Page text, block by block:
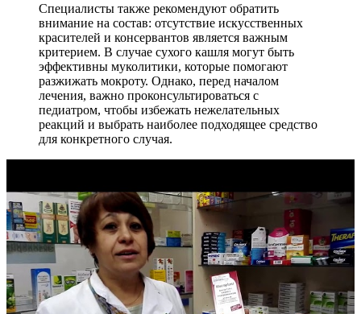
Специалисты также рекомендуют обратить
внимание на состав: отсутствие искусственных
красителей и консервантов является важным
критерием. В случае сухого кашля могут быть
эффективны муколитики, которые помогают
разжижать мокроту. Однако, перед началом
лечения, важно проконсультироваться с
педиатром, чтобы избежать нежелательных
реакций и выбрать наиболее подходящее средство
для конкретного случая.